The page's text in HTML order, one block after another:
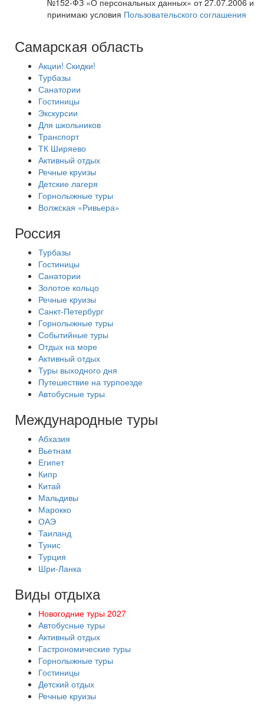
№152-ФЗ «О персональных данных» от 27.07.2006 и
принимаю условия Пользовательского соглашения
Самарская область
Акции! Скидки!
Турбазы
Санатории
Гостиницы
Экскурсии
Для школьников
Транспорт
ТК Ширяево
Активный отдых
Речные круизы
Детские лагеря
Горнолыжные туры
Волжская «Ривьера»
Россия
Турбазы
Гостиницы
Санатории
Золотое кольцо
Речные круизы
Санкт-Петербург
Горнолыжные туры
Событийные туры
Отдых на море
Активный отдых
Туры выходного дня
Путешествие на турпоезде
Автобусные туры
Международные туры
Абхазия
Вьетнам
Египет
Кипр
Китай
Мальдивы
Марокко
ОАЭ
Таиланд
Тунис
Турция
Шри-Ланка
Виды отдыха
Новогодние туры 2027
Автобусные туры
Активный отдых
Гастрономические туры
Горнолыжные туры
Гостиницы
Детский отдых
Речные круизы